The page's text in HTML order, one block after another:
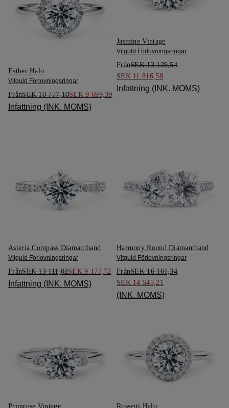
Esther Halo
Vitguld Förlovningsringar
FrånSEK 10 777,10SEK 9 699,39
Infattning (INK. MOMS)
Jasmine Vintage
Vitguld Förlovningsringar
FrånSEK 13 129,54
SEK 11 816,58
Infattning (INK. MOMS)
Asteria Compass Diamantband
Vitguld Förlovningsringar
FrånSEK 13 111,02SEK 9 177,72
Infattning (INK. MOMS)
Harmony Round Diamantband
Vitguld Förlovningsringar
FrånSEK 16 161,34
SEK 14 545,21
(INK. MOMS)
Primrose Vintage Rossetti Halo